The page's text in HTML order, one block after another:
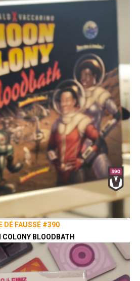
DÉ FAUSSÉ #390
COLONY BLOODBATH